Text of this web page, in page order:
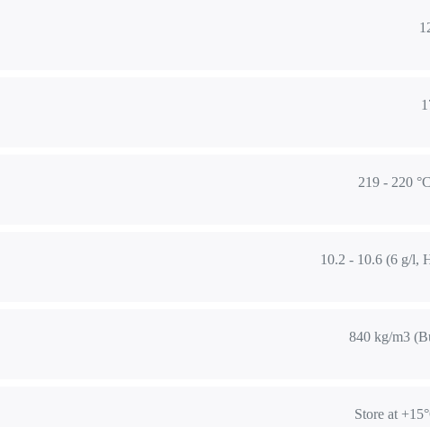
219 - 220
10.2 - 10.6 (6 g/l,
840 kg/m3
Store at